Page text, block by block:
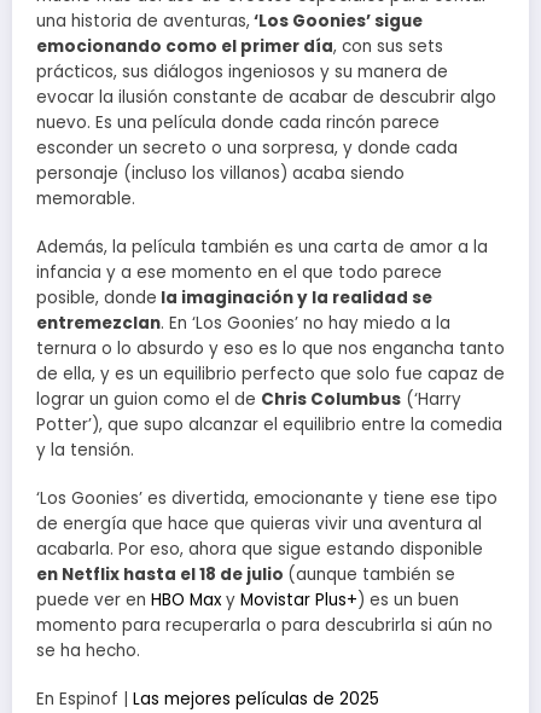
una historia de aventuras,‘Los Goonies’ sigue
emocionando como el primer día, con sus sets
prácticos, sus diálogos ingeniosos y su manera de
evocar la ilusión constante de acabar de descubrir algo
nuevo. Es una película donde cada rincón parece
esconder un secreto o una sorpresa, y donde cada
personaje (incluso los villanos) acaba siendo
memorable.
Además, la película también es una carta de amor a la
infancia y a ese momento en el que todo parece
posible, donde la imaginación y la realidad se
entremezclan. En ‘Los Goonies’ no hay miedo a la
ternura o lo absurdo y eso es lo que nos engancha tanto
de ella, y es un equilibrio perfecto que solo fue capaz de
lograr un guion como el de Chris Columbus (‘Harry
Potter’), que supo alcanzar el equilibrio entre la comedia
y la tensión.
‘Los Goonies’ es divertida, emocionante y tiene ese tipo
de energía que hace que quieras vivir una aventura al
acabarla. Por eso, ahora que sigue estando disponible
en Netflix hasta el 18 de julio (aunque también se
puede ver en HBO Max y Movistar Plus+) es un buen
momento para recuperarla o para descubrirla si aún no
se ha hecho.
En Espinof | Las mejores películas de 2025